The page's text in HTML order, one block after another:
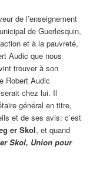
de l’enseignement
de Guerlesquin,
et à la pauvreté,
Audic que nous
trouver à son
Robert Audic
chez lui. Il
général en titre,
et de ses avis: c’est
er Skol, et quand
Skol, Union pour